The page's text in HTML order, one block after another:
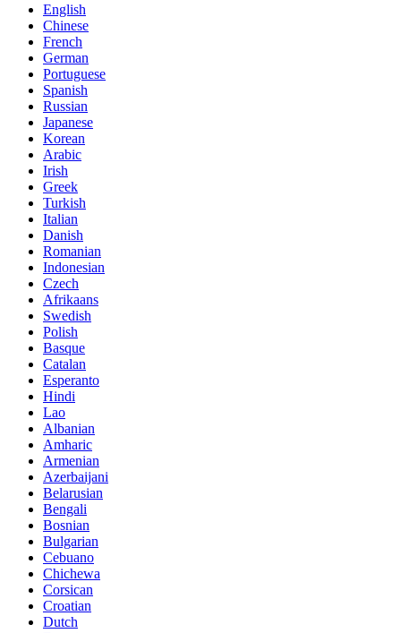
English
Chinese
French
German
Portuguese
Spanish
Russian
Japanese
Korean
Arabic
Irish
Greek
Turkish
Italian
Danish
Romanian
Indonesian
Czech
Afrikaans
Swedish
Polish
Basque
Catalan
Esperanto
Hindi
Lao
Albanian
Amharic
Armenian
Azerbaijani
Belarusian
Bengali
Bosnian
Bulgarian
Cebuano
Chichewa
Corsican
Croatian
Dutch